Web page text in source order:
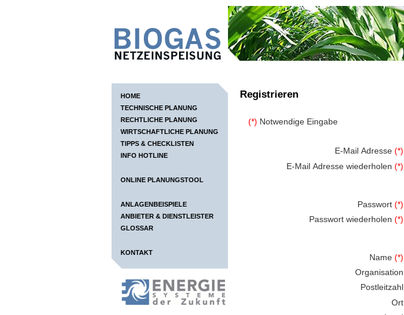
HOME
TECHNISCHE PLANUNG
RECHTLICHE PLANUNG
WIRTSCHAFTLICHE PLANUNG
TIPPS & CHECKLISTEN
INFO HOTLINE
ONLINE PLANUNGSTOOL
ANLAGENBEISPIELE
ANBIETER & DIENSTLEISTER
GLOSSAR
KONTAKT
Registrieren
(*) Notwendige Eingabe
E-Mail Adresse(*)
E-Mail Adresse wiederholen(*)
Passwort(*)
Passwort wiederholen(*)
Name(*)
Organisation
Postleitzahl
Ort